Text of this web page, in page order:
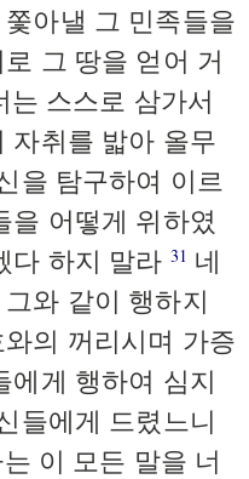
아낼 그 민족들을
그 땅을 얻어 거
는 스스로 삼가서
자취를 밟아 올무
을 탐구하여 이르
을 어떻게 위하였
다 하지 말라 31 네
와 같이 행하지
의 꺼리시며 가증
에게 행하여 심지
들에게 드렸느니
이 모든 말을 너